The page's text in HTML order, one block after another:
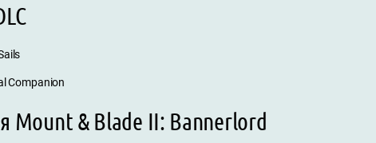
Companion
Mount & Blade II: Bannerlord